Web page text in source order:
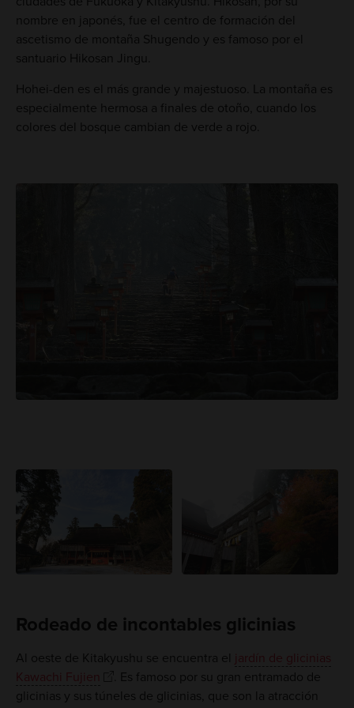
nombre en japonés, fue el centro de formación del
ascetismo de montaña Shugendo y es famoso por el
santuario Hikosan Jingu.
Hohei-den es el más grande y majestuoso. La montaña es
especialmente hermosa a finales de otoño, cuando los
colores del bosque cambian de verde a rojo.
Rodeado de incontables glicinias
Al oeste de Kitakyushu se encuentra el
jardín de glicinias
Kawachi Fujien
. Es famoso por su gran entramado de
glicinias y sus túneles de glicinias, que son la atracción